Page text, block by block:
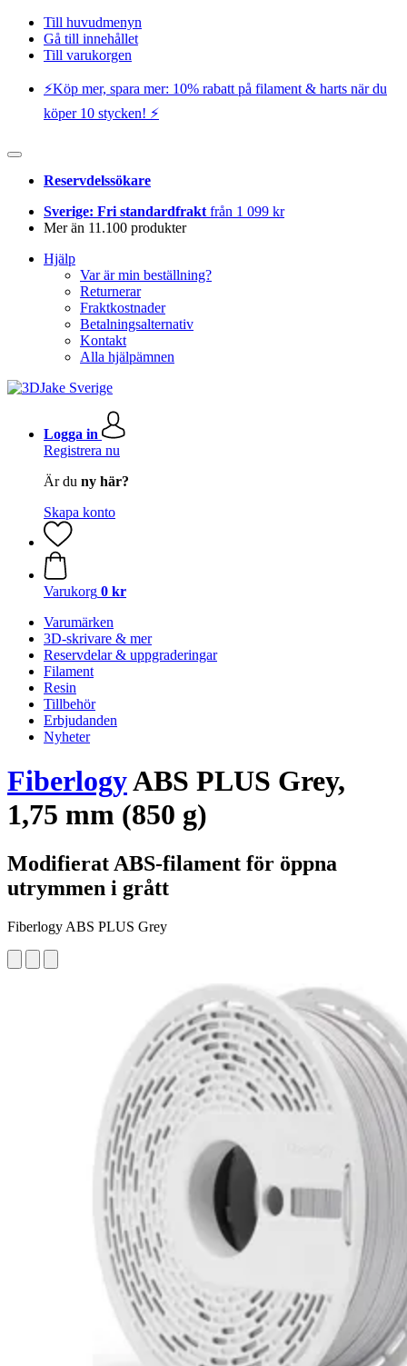
Till huvudmenyn
Gå till innehållet
Till varukorgen
⚡️Köp mer, spara mer: 10% rabatt på filament & harts när du
köper 10 stycken! ⚡️
Reservdelssökare
Sverige: Fri standardfrakt från 1 099 kr
Mer än 11.100 produkter
Hjälp
Var är min beställning?
Returnerar
Fraktkostnader
Betalningsalternativ
Kontakt
Alla hjälpämnen
Logga in
Registrera nu
Är du ny här?
Skapa konto
Varukorg 0 kr
Varumärken
3D-skrivare & mer
Reservdelar & uppgraderingar
Filament
Resin
Tillbehör
Erbjudanden
Nyheter
FiberlogyABS PLUS Grey,
1,75 mm (850 g)
Modifierat ABS-filament för öppna
utrymmen i grått
Fiberlogy ABS PLUS Grey